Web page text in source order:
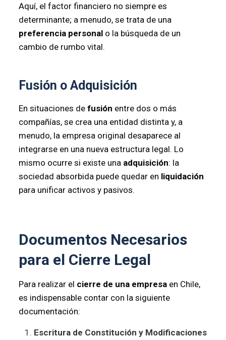
Aquí, el factor financiero no siempre es
determinante; a menudo, se trata de una
preferencia personalo la búsqueda de un
cambio de rumbo vital.
Fusión o Adquisición
En situaciones de fusión entre dos o más
compañías, se crea una entidad distinta y, a
menudo, la empresa original desaparece al
integrarse en una nueva estructura legal. Lo
mismo ocurre si existe una adquisición: la
sociedad absorbida puede quedar en liquidación
para unificar activos y pasivos.
Documentos Necesarios
para el Cierre Legal
Para realizar el cierre de una empresaen Chile,
es indispensable contar con la siguiente
documentación:
Escritura de Constitución y Modificaciones